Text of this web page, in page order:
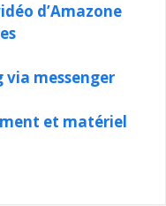
d’Amazone
messenger
et matériel